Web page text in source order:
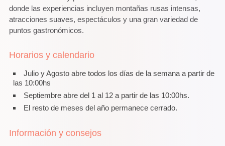
donde las experiencias incluyen montañas rusas intensas,
atracciones suaves, espectáculos y una gran variedad de
puntos gastronómicos.
Horarios y calendario
Julio y Agosto abre todos los días de la semana a partir de
las 10:00hs
Septiembre abre del 1 al 12 a partir de las 10:00hs.
El resto de meses del año permanece cerrado.
Información y consejos